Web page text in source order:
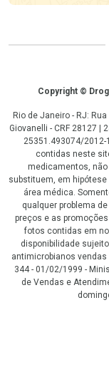
CopyrightCopyright ©
Rio de Janeiro - RJ:
Giovanelli - CRF 28127 |
25351.493074/
contidas neste
medicamentos,
substituem, em
área médica.
qualquer problema
preços e as
fotos contidas em
disponibilidade
antimicrobianos
344 - 01/02/1999 -
de Vendas e